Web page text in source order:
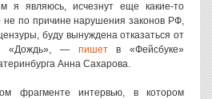
я являюсь, исчезнут еще какие-то
не по причине нарушения законов РФ,
буду вынуждена отказаться от
«Дождь», — пишетв «Фейсбуке»
Анна Сахарова.
фрагменте интервью, в котором